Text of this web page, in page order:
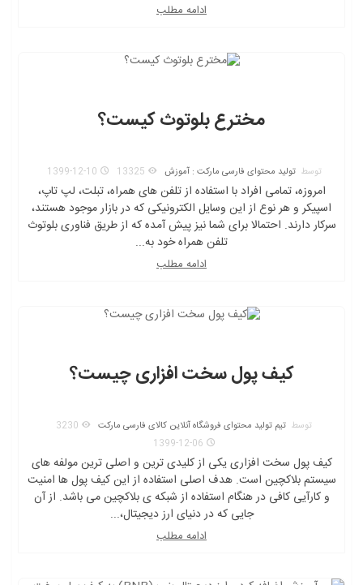
ادامه مطلب
مخترع بلوتوث کیست؟
توسط تولید محتوای فارسی مارکت : آموزش 13325
1399-12-10
امروزه، تمامی افراد با استفاده از تلفن های همراه، تبلت، لپ تاپ،
اسپیکر و هر نوع از این وسایل الکترونیکی که در بازار موجود هستند،
سرکار دارند. احتمالا برای شما نیز پیش آمده که از طریق فناوری بلوتوث
تلفن همراه خود به...
ادامه مطلب
کیف پول سخت افزاری چیست؟
توسط تیم تولید محتوای فروشگاه آنلاین کالای فارسی مارکت
3230
1399-12-06
کیف پول سخت افزاری یکی از کلیدی ترین و اصلی ترین مولفه های
سیستم بلاکچین است. هدف اصلی استفاده از این کیف پول ها امنیت
و کارآیی کافی در هنگام استفاده از شبکه ی بلاکچین می باشد. از آن
جایی که در دنیای ارز دیجیتال،...
ادامه مطلب